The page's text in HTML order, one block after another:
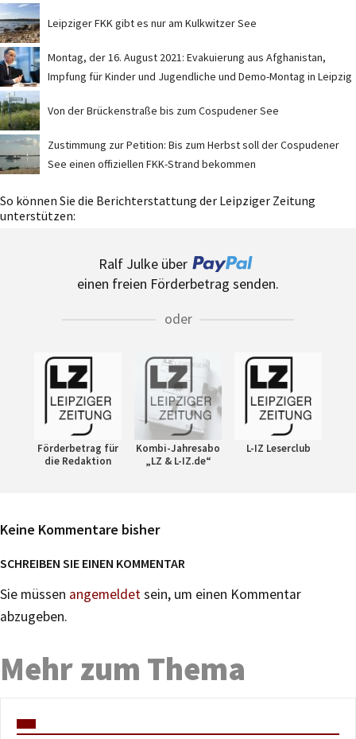
Leipziger FKK gibt es nur am Kulkwitzer See
Montag, der 16. August 2021: Evakuierung aus Afghanistan,
Impfung für Kinder und Jugendliche und Demo-Montag in Leipzig
Von der Brückenstraße bis zum Cospudener See
Zustimmung zur Petition: Bis zum Herbst soll der Cospudener
See einen offiziellen FKK-Strand bekommen
So können Sie die Berichterstattung der Leipziger Zeitung
unterstützen:
Ralf Julke über
einen freien Förderbetrag senden.
oder
Förderbetrag für
die Redaktion
Kombi-Jahresabo
„LZ & L-IZ.de“
L-IZ Leserclub
Keine Kommentare bisher
SCHREIBEN SIE EINEN KOMMENTAR
Sie müssen angemeldetsein, um einen Kommentar
abzugeben.
Mehr zum Thema